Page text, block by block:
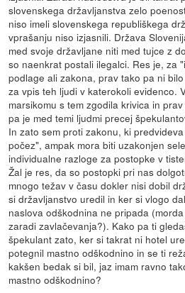
slovenskega državljanstva zelo
niso imeli slovenskega republiškega
vprašanju niso izjasnili. Država
med svoje državljane niti med tujce z
so naenkrat postali ilegalci. Res je, za
podlage ali zakona, prav tako pa ni
za vpis teh ljudi v katerokoli evidenco.
marsikomu s tem zgodila krivica in
pa je med temi ljudmi precej
In zato sem proti zakonu, ki
počez", ampak mora biti uzakonjen
individualne razloge za postopke v
Žal je res, da so postopki pri nas
mnogo težav v času dokler nisi dobil
si državljanstvo uredil in ker si vlogo
naslova odškodnina ne pripada
zaradi zavlačevanja?). Kako pa ti
špekulant zato, ker si takrat ni hotel
potegnil mastno odškodnino in se ti
kakšen bedak si bil, jaz imam ravno
mastno odškodnino?